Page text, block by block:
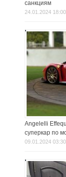
санкциям
24.01.2024 18:00
Angelelli
суперкар по
09.01.2024 03:30